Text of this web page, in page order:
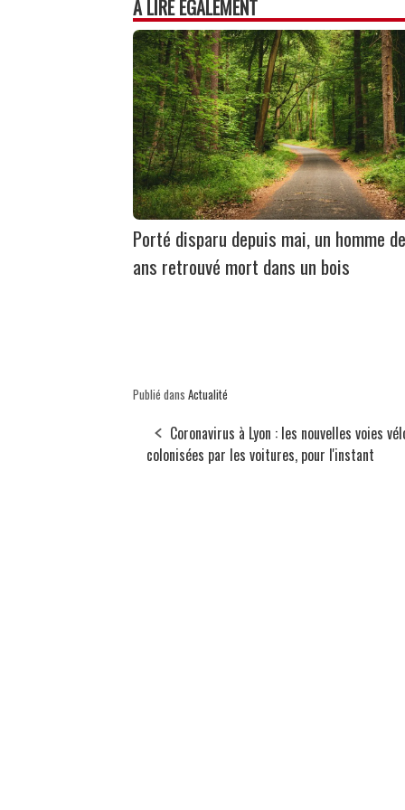
À LIRE ÉGALEMENT
Porté disparu depuis mai, un homme
ans retrouvé mort dans un bois
Publié dans Actualité
Coronavirus à Lyon : les nouvelles voies
colonisées par les voitures, pour l'instant